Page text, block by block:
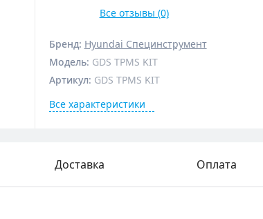
Все отзывы (0)
Бренд: Hyundai Специнструмент
Модель: GDS TPMS KIT
Артикул: GDS TPMS KIT
Все характеристики
Доставка Оплата